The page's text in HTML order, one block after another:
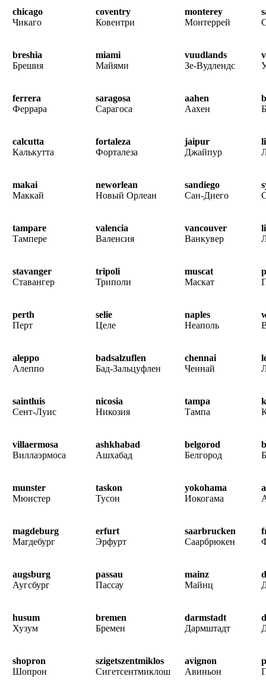
chicago
Чикаго
coventry
Ковентри
monterey
Монтеррей
breshia
Брешия
miami
Майями
vuudlands
Зе-Вудлендс
ferrera
Феррара
saragosa
Сарагоса
aahen
Аахен
calcutta
Калькутта
fortaleza
Форталеза
jaipur
Джайпур
makai
Маккай
neworlean
Новый Орлеан
sandiego
Сан-Диего
tampare
Тампере
valencia
Валенсия
vancouver
Ванкувер
stavanger
Ставангер
tripoli
Триполи
muscat
Маскат
perth
Перт
selie
Целе
naples
Неаполь
aleppo
Алеппо
badsalzuflen
Бад-Зальцуфлен
chennai
Ченнай
saintluis
Сент-Луис
nicosia
Никозия
tampa
Тампа
villaermosa
Виллаэрмоса
ashkhabad
Ашхабад
belgorod
Белгород
munster
Мюнстер
taskon
Тусон
yokohama
Иокогама
magdeburg
Магдебург
erfurt
Эрфурт
saarbrucken
Саарбрюкен
augsburg
Аугсбург
passau
Пассау
mainz
Майнц
husum
Хузум
bremen
Бремен
darmstadt
Дармштадт
shopron
Шопрон
szigetszentmiklos
Сигетсентмиклош
avignon
Авиньон